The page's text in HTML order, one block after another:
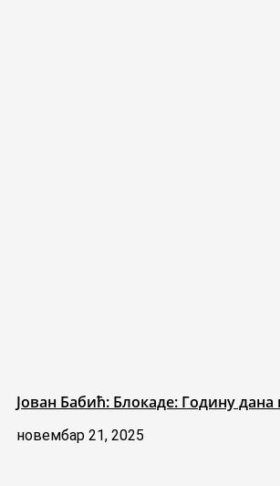
Јован Бабић: Блокаде: Годину дана
новембар 21, 2025